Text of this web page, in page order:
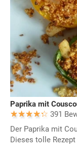
Paprika mit
391
Der Paprika mit
Dieses tolle